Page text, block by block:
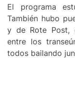
El programa
También hubo
y de Rote Post,
entre los
todos bailando